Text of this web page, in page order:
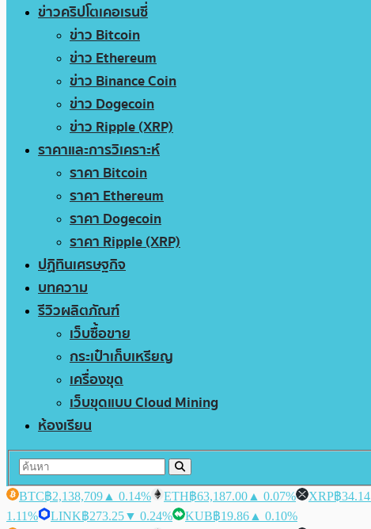
ข่าวคริปโตเคอเรนซี่
ข่าว Bitcoin
ข่าว Ethereum
ข่าว Binance Coin
ข่าว Dogecoin
ข่าว Ripple (XRP)
ราคาและการวิเคราะห์
ราคา Bitcoin
ราคา Ethereum
ราคา Dogecoin
ราคา Ripple (XRP)
ปฏิทินเศรษฐกิจ
บทความ
รีวิวผลิตภัณฑ์
เว็บซื้อขาย
กระเป๋าเก็บเหรียญ
เครื่องขุด
เว็บขุดแบบ Cloud Mining
ห้องเรียน
BTC฿2,138,709 ▲ 0.14% ETH฿63,187.00 ▲ 0.07% XRP฿34.14
1.11%
LINK฿273.25▼ 0.24% KUB฿19.86 ▲ 0.10%